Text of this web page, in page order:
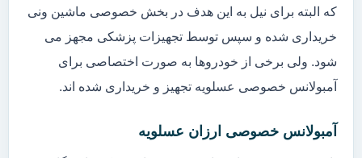
که البته برای نیل به این هدف در بخش خصوصی ماشین ونی
خریداری شده و سپس توسط تجهیزات پزشکی مجهز می
شود. ولی برخی از خودروها به صورت اختصاصی برای
آمبولانس خصوصی عسلویه تجهیز و خریداری شده اند.
آمبولانس خصوصی ارزان عسلویه